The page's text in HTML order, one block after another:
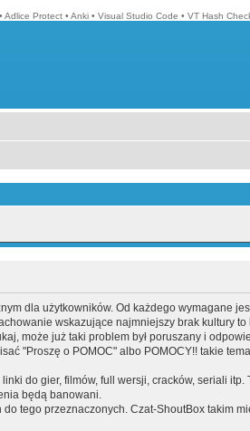
• Adlice Protect • Anki • Visual Studio Code • VT Hash
dla użytkowników. Od każdego wymagane
wskazujące najmniejszy brak kultury to
może już taki problem był poruszany i
"Proszę o POMOC" albo POMOCY!! takie
do gier, filmów, full wersji, cracków, seriali
będą banowani.
tego przeznaczonych. Czat-ShoutBox takim